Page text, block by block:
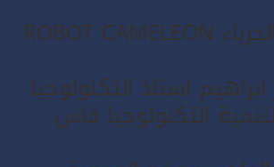
_الحلول التكنولوجية المحققة لوظيفة الربوت الحرباء ROBOT CAMELEON
استاذ التكنولوجيا
التكنولوجيا فاس